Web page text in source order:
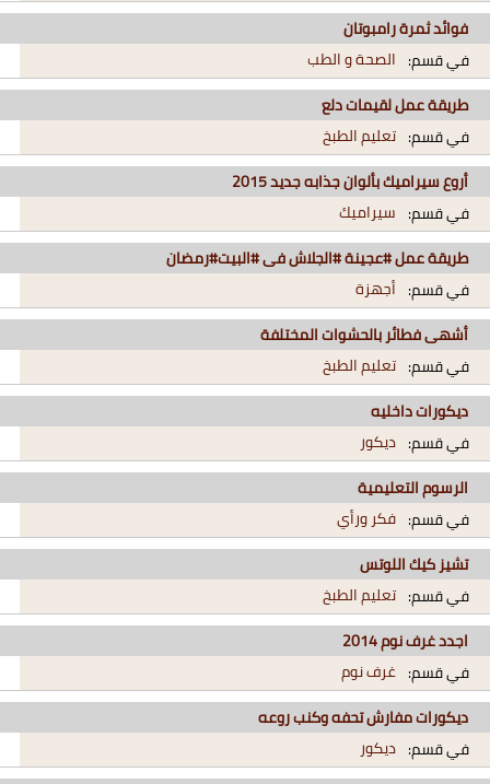
فوائد ثمرة رامبوتان
في قسم: الصحة و الطب
طريقة عمل لقيمات دلع
في قسم: تعليم الطبخ
أروع سيراميك بألوان جذابه جديد 2015
في قسم: سيراميك
طريقة عمل #عجينة #الجلاش فى #البيت#رمضان
في قسم: أجهزة
أشهى فطائر بالحشوات المختلفة
في قسم: تعليم الطبخ
ديكورات داخليه
في قسم: ديكور
الرسوم التعليمية
في قسم: فكر ورأي
تشيز كيك اللوتس
في قسم: تعليم الطبخ
اجدد غرف نوم 2014
في قسم: غرف نوم
ديكورات مفارش تحفه وكنب روعه
في قسم: ديكور